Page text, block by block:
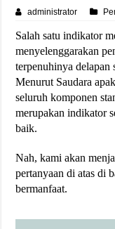
administrator
Salah satu indikator
menyelenggarakan
terpenuhinya delapan
Menurut Saudara
seluruh komponen
merupakan indikator
baik.
Nah, kami akan
pertanyaan di atas di
bermanfaat.